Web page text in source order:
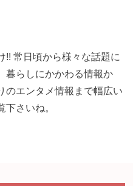
!! 常日頃から様々な話題に
暮らしにかかわる情報か
のエンタメ情報まで幅広い
さいね。